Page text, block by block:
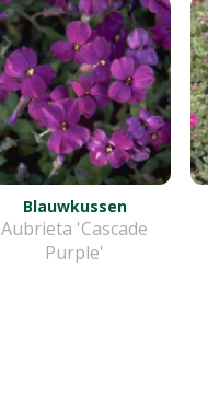
Blauwkussen
Aubrieta 'Cascade
Purple'